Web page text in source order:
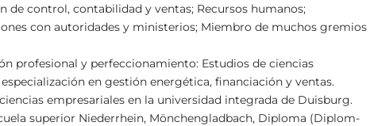
de control, contabilidad y ventas; Recursos humanos;
con autoridades y ministerios; Miembro de muchos gremios
profesional y perfeccionamiento: Estudios de ciencias
en gestión energética, financiación y ventas.
empresariales en la universidad integrada de Duisburg.
superior Niederrhein, Mönchengladbach, Diploma (Diplom-